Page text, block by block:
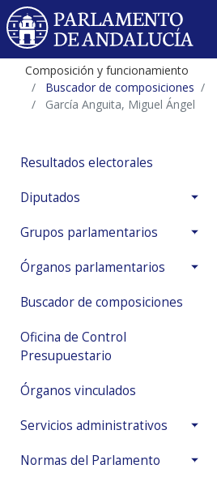
Composición y funcionamiento
Buscador de composiciones
García Anguita, Miguel Ángel
Resultados electorales
Diputados
Grupos parlamentarios
Órganos parlamentarios
Buscador de composiciones
Oficina de Control
Presupuestario
Órganos vinculados
Servicios administrativos
Normas del Parlamento